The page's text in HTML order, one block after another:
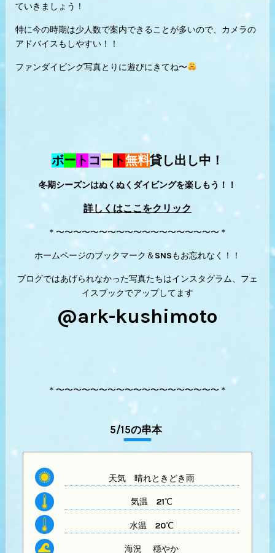
ていきましょう！
特に今の時期は少人数で案内できることが多いので、カメラの
アドバイスもしやすい！！
ファンダイビング写真とりに遊びにきてね〜
ボー ト コー ト無料貸し出し中！
冬期シーズンはぬくぬくダイビングを楽しもう！！
詳しくはここをクリック
＊〜〜〜〜〜〜〜〜〜〜〜〜〜〜〜〜〜〜〜＊
ホームページのブックマーク＆SNSもお忘れなく！！
ブログではあげられなかった写真たちはインスタグラム、フェ
イスブックでアップしてます
@ark-kushimoto
＊〜〜〜〜〜〜〜〜〜〜〜〜〜〜〜〜〜〜〜＊
5/15の串本
天気晴れときどき雨
気温 21℃
水温 20℃
海況 穏やか